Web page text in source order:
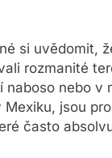
si uvědomit,
rozmanité
nebo v
jsou
často